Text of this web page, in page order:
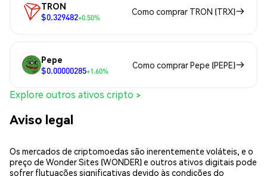
TRON
$0.329482+0.50%
Como comprar TRON (TRX)
Pepe
$0.00000285+1.60%
Como comprar Pepe (PEPE)
Explore outros ativos cripto >
Aviso legal
Os mercados de criptomoedas são inerentemente voláteis, e o
preço de Wonder Sites (WONDER) e outros ativos digitais pode
sofrer flutuações significativas devido às condições do